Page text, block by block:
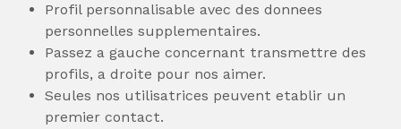
Profil personnalisable avec des donnees
personnelles supplementaires.
Passez a gauche concernant transmettre des
profils, a droite pour nos aimer.
Seules nos utilisatrices peuvent etablir un
premier contact.